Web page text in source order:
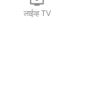
लाईव्ह TV